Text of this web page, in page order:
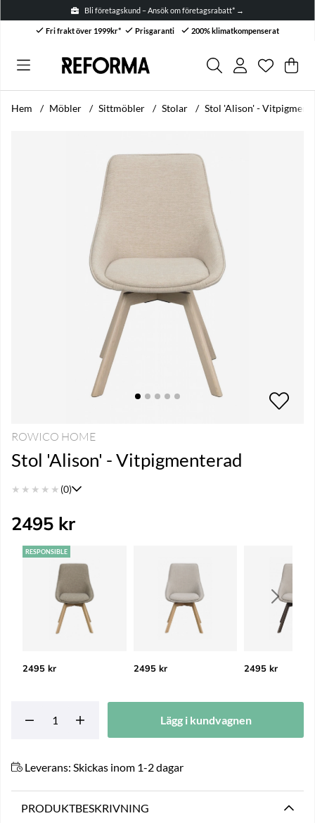
Bli företagskund – Ansök om företagsrabatt* →
Fri frakt över 1999kr* Prisgaranti 200% klimatkompenserat
Antal i
. .
Hem Möbler Sittmöbler Stolar Stol 'Alison' -
ROWICO HOME
Stol 'Alison' - Vitpigmenterad
★ ★ ★ ★ ★ (0)
2495 kr
RESPONSIBLE
2495 kr 2495 kr 2495 kr
Lägg i kundvagnen
Leverans: Skickas inom 1-2 dagar
PRODUKTBESKRIVNING